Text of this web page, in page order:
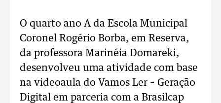
O quarto ano A da Escola Municipal
Coronel Rogério Borba, em Reserva,
da professora Marinéia Domareki,
desenvolveu uma atividade com base
na videoaula do Vamos Ler – Geração
Digital em parceria com a Brasilcap